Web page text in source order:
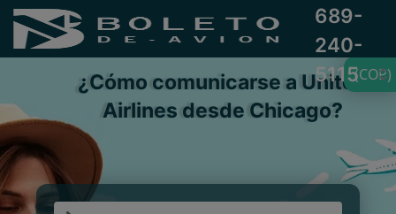
689-
240-
5115
¿Cómo comunicarse a United
Airlines desde Chicago?
(COP)